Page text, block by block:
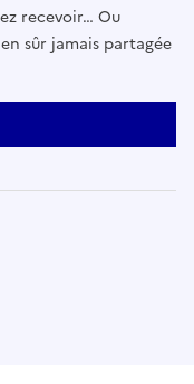
recevoir… Ou
sûr jamais partagée